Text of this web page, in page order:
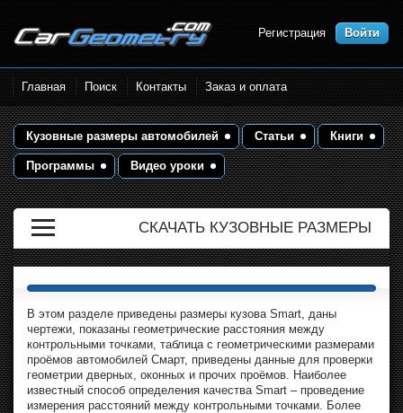
Размеры кузова автомобилей.
Контрольные точки и кузовные
размеры. Геометрия кузова
Регистрация Войти
Главная Поиск Контакты Заказ и оплата
Кузовные размеры автомобилей Статьи Книги
Программы Видео уроки
СКАЧАТЬ КУЗОВНЫЕ РАЗМЕРЫ
В этом разделе приведены размеры кузова Smart, даны
чертежи, показаны геометрические расстояния между
контрольными точками, таблица с геометрическими размерами
проёмов автомобилей Смарт, приведены данные для проверки
геометрии дверных, оконных и прочих проёмов. Наиболее
известный способ определения качества Smart – проведение
измерения расстояний между контрольными точками. Более